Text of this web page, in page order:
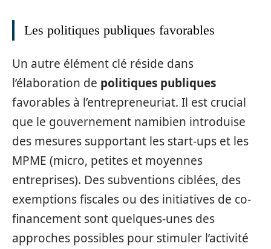
Les politiques publiques favorables
Un autre élément clé réside dans
l’élaboration de politiques publiques
favorables à l’entrepreneuriat. Il est crucial
que le gouvernement namibien introduise
des mesures supportant les start-ups et les
MPME (micro, petites et moyennes
entreprises). Des subventions ciblées, des
exemptions fiscales ou des initiatives de co-
financement sont quelques-unes des
approches possibles pour stimuler l’activité